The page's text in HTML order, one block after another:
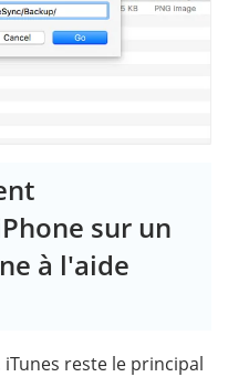
sur un
à l'aide
reste le principal